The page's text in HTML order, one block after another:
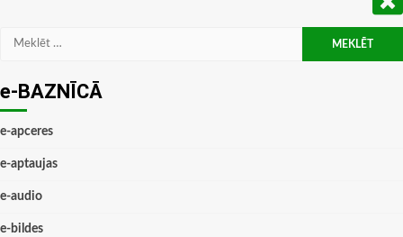
Meklēt:
e-BAZNĪCĀ
e-apceres
e-aptaujas
e-audio
e-bildes